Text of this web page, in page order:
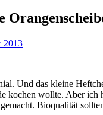
2013
Und das kleine
kochen wollte. Aber
Bioqualität